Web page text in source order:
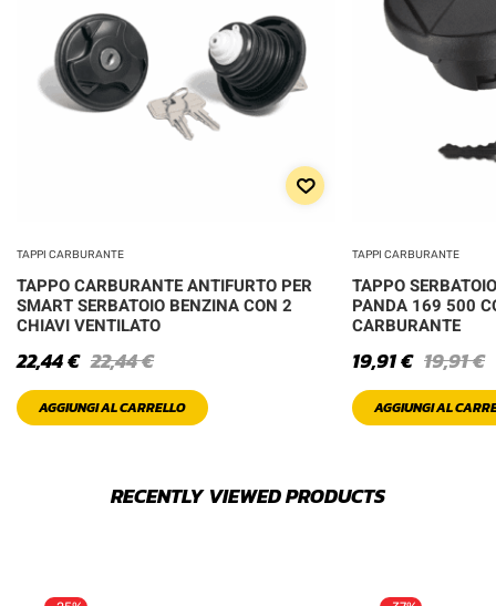
TAPPI CARBURANTE
TAPPO CARBURANTE ANTIFURTO PER
SMART SERBATOIO BENZINA CON 2
CHIAVI VENTILATO
22,44€
22,44€
AGGIUNGI AL CARRELLO
TAPPI CARBURANTE
TAPPO
PANDA 169 500
CARBURANTE
19,91€
19,91€
AGGIUNGI AL
RECENTLY VIEWED PRODUCTS